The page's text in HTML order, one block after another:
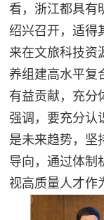
看，浙江都具有
绍兴召开，适得
来在文旅科技资
养组建高水平复
有益贡献，充分
强调，要充分认
是未来趋势，坚
导向，通过体制
视高质量人才作